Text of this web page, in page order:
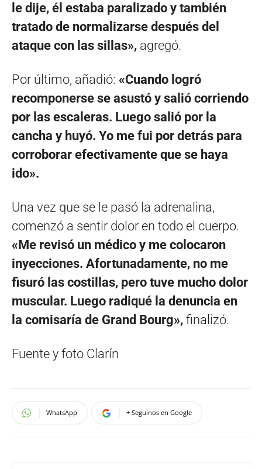
le dije, él estaba paralizado y también
tratado de normalizarse después del
ataque con las sillas», agregó.
Por último, añadió: «Cuando logró
recomponerse se asustó y salió corriendo
por las escaleras. Luego salió por la
cancha y huyó. Yo me fui por detrás para
corroborar efectivamente que se haya
ido».
Una vez que se le pasó la adrenalina,
comenzó a sentir dolor en todo el cuerpo.
«Me revisó un médico y me colocaron
inyecciones. Afortunadamente, no me
fisuró las costillas, pero tuve mucho dolor
muscular. Luego radiqué la denuncia en
la comisaría de Grand Bourg», finalizó.
Fuente y foto Clarín
WhatsApp + Seguinos en Google